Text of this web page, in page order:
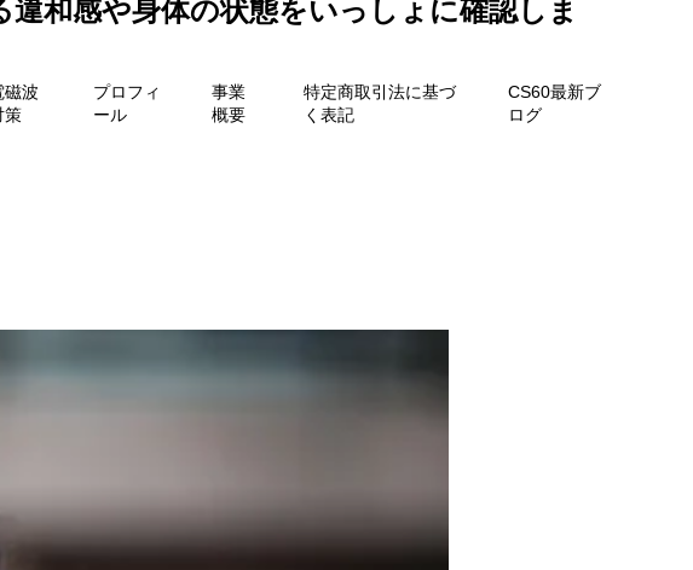
和感や身体の状態をいっしょに確認しま
磁波
策
プロフィ
ール
事業
概要
特定商取引法に基づ
く表記
CS60最新ブ
ログ